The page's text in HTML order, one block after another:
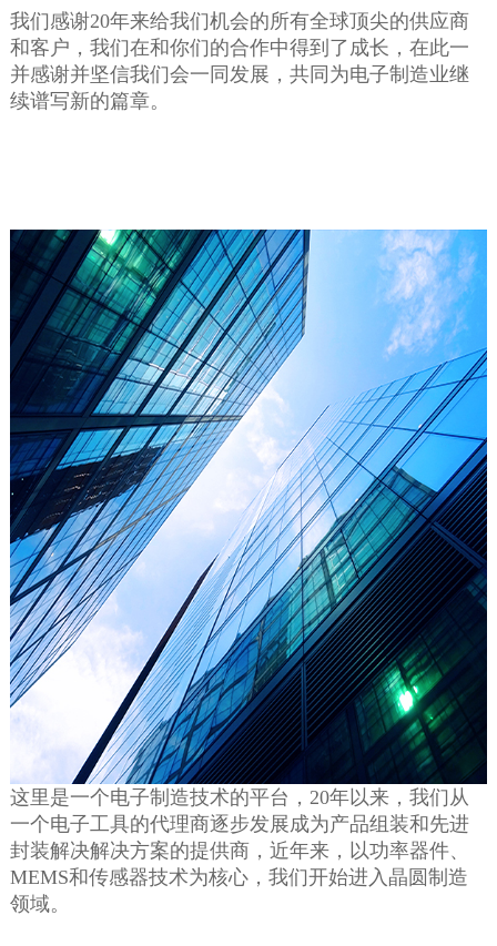
我们感谢20年来给我们机会的所有全球顶尖的供应商
和客户，我们在和你们的合作中得到了成长，在此一
并感谢并坚信我们会一同发展，共同为电子制造业继
续谱写新的篇章。
这里是一个电子制造技术的平台，20年以来，我们从
一个电子工具的代理商逐步发展成为产品组装和先进
封装解决解决方案的提供商，近年来，以功率器件、
MEMS和传感器技术为核心，我们开始进入晶圆制造
领域。